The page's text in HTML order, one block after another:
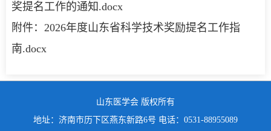
奖提名工作的通知.docx
附件：2026年度山东省科学技术奖励提名工作指
南.docx
山东医学会 版权所有
地址：济南市历下区燕东新路6号 电话：0531-88955089